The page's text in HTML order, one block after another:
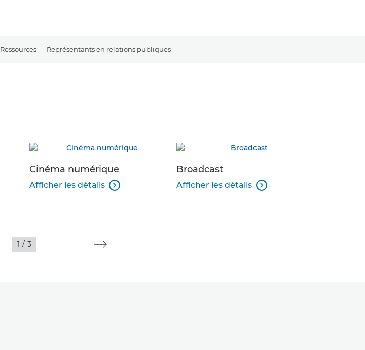
Ressources Représentants en relations publiques
Cinéma numérique
Afficher les détails 
Broadcast
Afficher les détails 
1 / 3